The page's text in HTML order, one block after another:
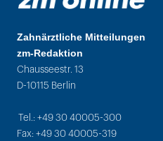
Zahnärztliche Mitteilungen
zm-Redaktion
Chausseestr. 13
D-10115 Berlin
Tel.: +49 30 40005-300
Fax: +49 30 40005-319